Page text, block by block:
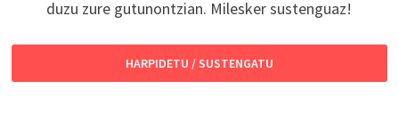
duzu zure gutunontzian. Milesker sustenguaz!
HARPIDETU / SUSTENGATU